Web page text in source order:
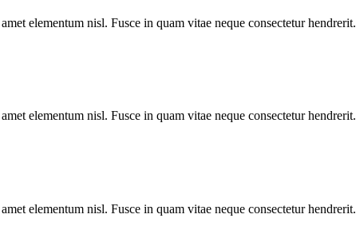
elementum nisl. Fusce in quam vitae neque consectetur hendrerit.
elementum nisl. Fusce in quam vitae neque consectetur hendrerit.
elementum nisl. Fusce in quam vitae neque consectetur hendrerit.